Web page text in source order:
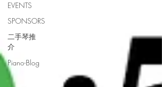
EVENTS
SPONSORS
二手琴推
介
Piano-Blog